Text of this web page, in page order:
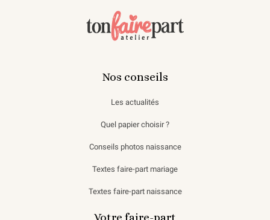
Nos conseils
Les actualités
Quel papier choisir ?
Conseils photos naissance
Textes faire-part mariage
Textes faire-part naissance
Votre faire-part